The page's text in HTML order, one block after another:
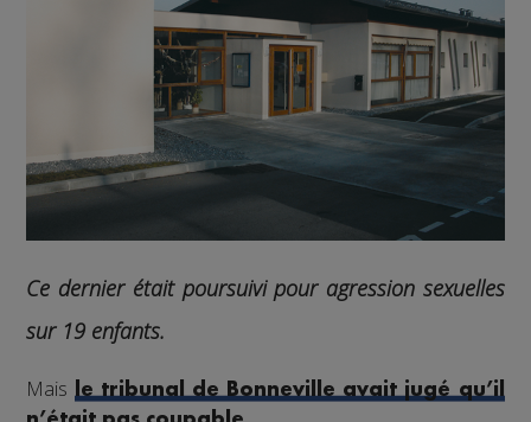
Ce dernier était poursuivi pour agression sexuelles
sur 19 enfants.
Mais
le tribunal de Bonneville avait jugé qu’il